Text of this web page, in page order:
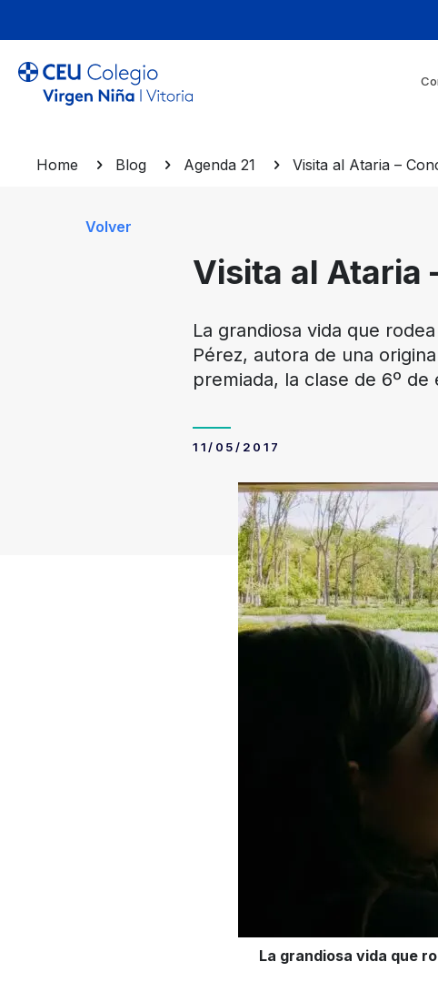
Home Blog Agenda 21 Visita al Ataria –
Volver
Visita al Ataria
La grandiosa vida que
Pérez, autora de una
premiada, la clase de 6º de
11/05/2017
La grandiosa vida que